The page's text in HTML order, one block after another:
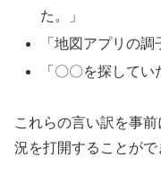
た。」
「地図アプリの
「〇〇を探して
これらの言い訳を事
況を打開することがで